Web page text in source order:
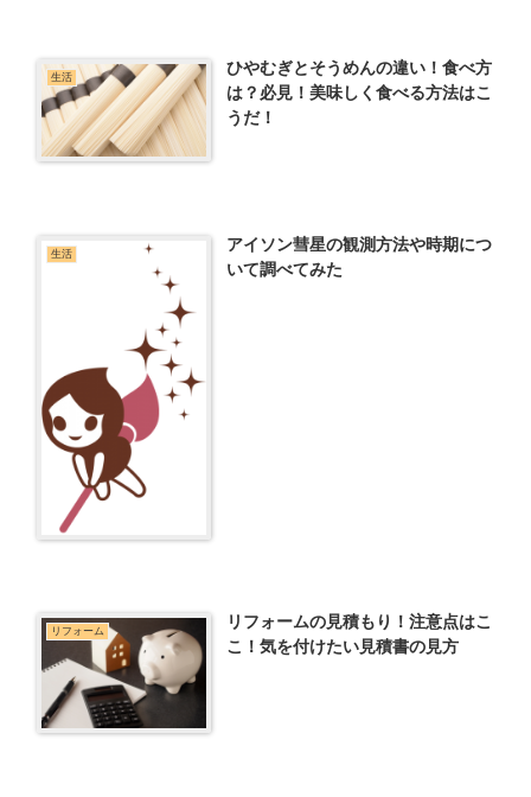
生活
ひやむぎとそうめんの違い！食べ方
は？必見！美味しく食べる方法はこ
うだ！
生活
アイソン彗星の観測方法や時期につ
いて調べてみた
リフォーム
リフォームの見積もり！注意点はこ
こ！気を付けたい見積書の見方